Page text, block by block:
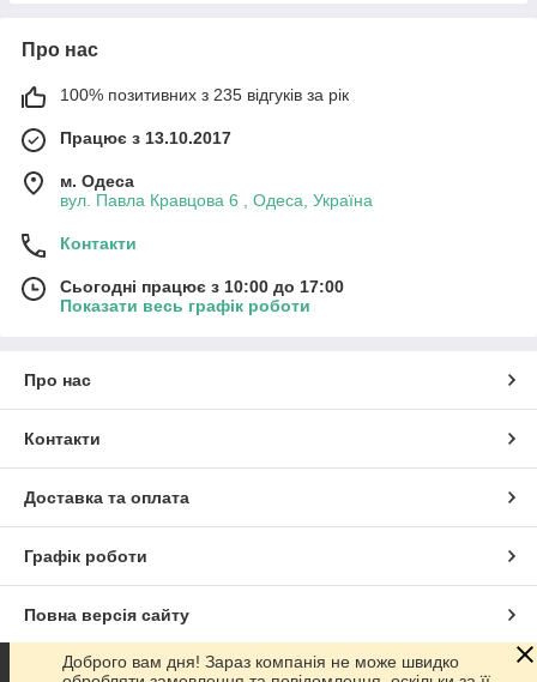
Про нас
100% позитивних з 235 відгуків за рік
Працює з 13.10.2017
м. Одеса
вул. Павла Кравцова 6 , Одеса, Україна
Контакти
Сьогодні працює з 10:00 до 17:00
Показати весь графік роботи
Про нас
Контакти
Доставка та оплата
Графік роботи
Повна версія сайту
Сайт створено на маркетплейсіProm.ua
Доброго вам дня! Зараз компанія не може швидко